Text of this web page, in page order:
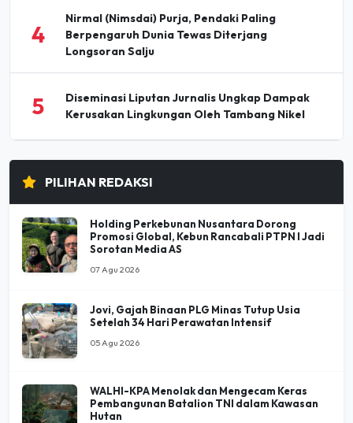
4
Nirmal (Nimsdai) Purja, Pendaki Paling
Berpengaruh Dunia Tewas Diterjang
Longsoran Salju
5
Diseminasi Liputan Jurnalis Ungkap Dampak
Kerusakan Lingkungan Oleh Tambang Nikel
PILIHAN REDAKSI
Holding Perkebunan Nusantara Dorong
Promosi Global, Kebun Rancabali PTPN I Jadi
Sorotan Media AS
07 Agu 2026
Jovi, Gajah Binaan PLG Minas Tutup Usia
Setelah 34 Hari Perawatan Intensif
05 Agu 2026
WALHI-KPA Menolak dan Mengecam Keras
Pembangunan Batalion TNI dalam Kawasan
Hutan